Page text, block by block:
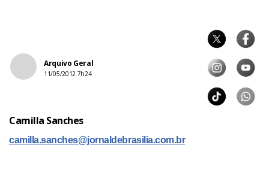
Arquivo Geral
11/05/2012 7h24
Camilla Sanches
camilla.sanches@jornaldebrasilia.com.br